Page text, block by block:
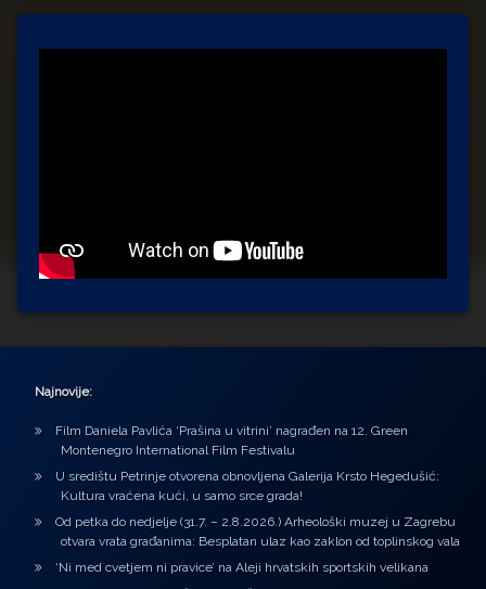
Najnovije:
Film Daniela Pavlića ‘Prašina u vitrini’ nagrađen na 12. Green
Montenegro International Film Festivalu
U središtu Petrinje otvorena obnovljena Galerija Krsto Hegedušić:
Kultura vraćena kući, u samo srce grada!
Od petka do nedjelje (31.7. – 2.8.2026.) Arheološki muzej u Zagrebu
otvara vrata građanima: Besplatan ulaz kao zaklon od toplinskog vala
‘Ni med cvetjem ni pravice’ na Aleji hrvatskih sportskih velikana